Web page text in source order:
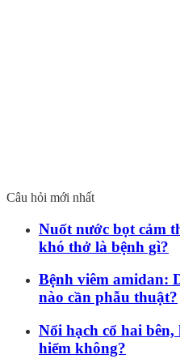
Câu hỏi mới nhất
Nuốt nước bọt cảm
khó thở là bệnh gì?
Bệnh viêm amidan:
nào cần phẫu thuật?
Nổi hạch cổ hai
hiểm không?